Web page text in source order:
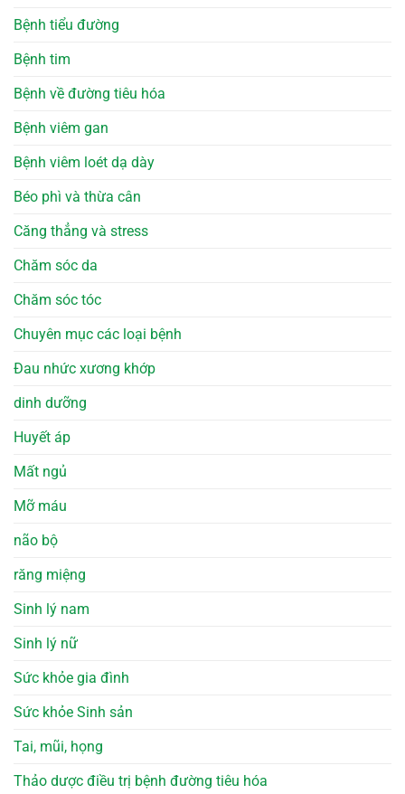
Bệnh tiểu đường
Bệnh tim
Bệnh về đường tiêu hóa
Bệnh viêm gan
Bệnh viêm loét dạ dày
Béo phì và thừa cân
Căng thẳng và stress
Chăm sóc da
Chăm sóc tóc
Chuyên mục các loại bệnh
Đau nhức xương khớp
dinh dưỡng
Huyết áp
Mất ngủ
Mỡ máu
não bộ
răng miệng
Sinh lý nam
Sinh lý nữ
Sức khỏe gia đình
Sức khỏe Sinh sản
Tai, mũi, họng
Thảo dược điều trị bệnh đường tiêu hóa